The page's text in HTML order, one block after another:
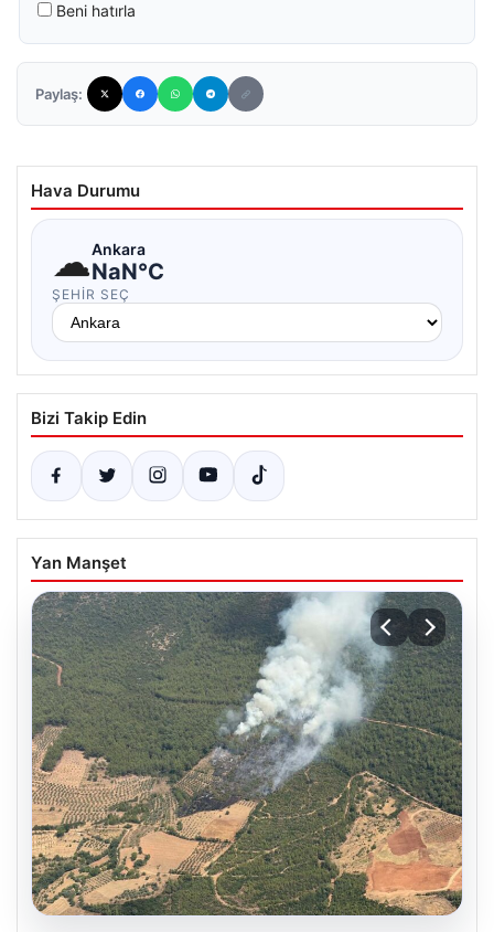
Beni hatırla
Paylaş:
Hava Durumu
☁Ankara
NaN°C
ŞEHIR SEÇ
Bizi Takip Edin
Yan Manşet